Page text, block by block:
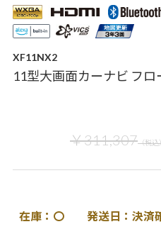
XF11NX2
11型大画面カーナビ フ
￥311,307（税込
在庫：〇 発送日：決済